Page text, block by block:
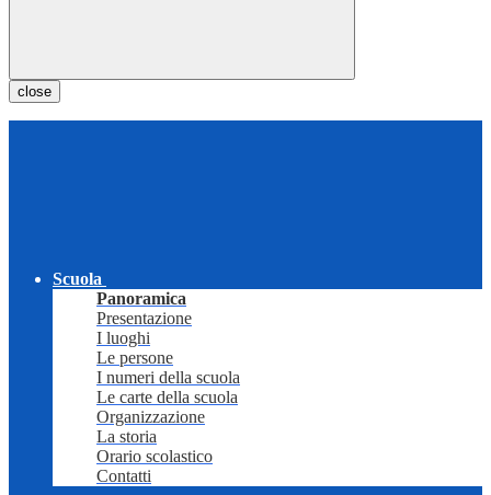
close
Scuola
Panoramica
Presentazione
I luoghi
Le persone
I numeri della scuola
Le carte della scuola
Organizzazione
La storia
Orario scolastico
Contatti